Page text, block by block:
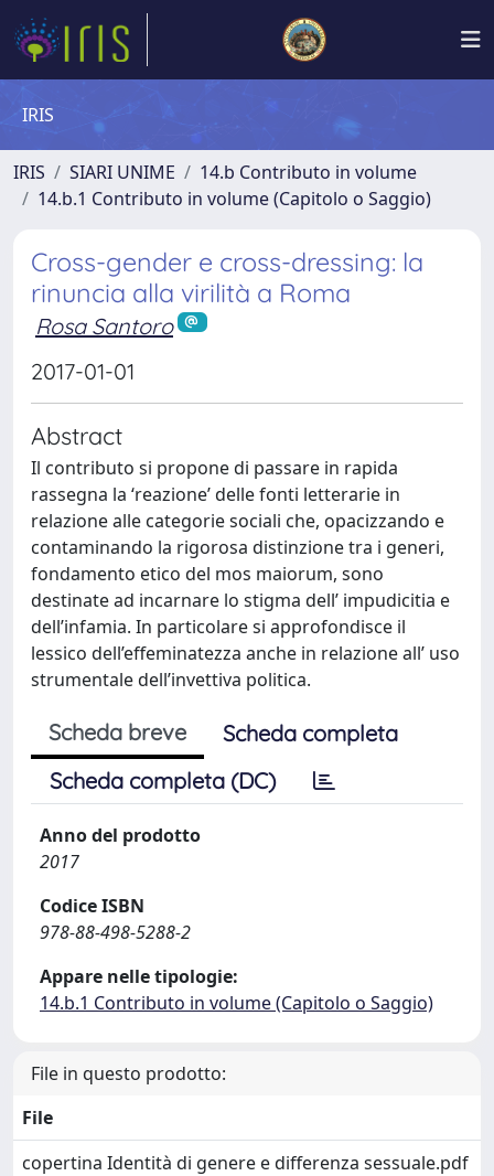
IRIS
IRIS SIARI UNIME
14.b Contributo in volume
14.b.1 Contributo in volume (Capitolo o Saggio)
Cross-gender e cross-dressing: la
rinuncia alla virilità a Roma
Rosa Santoro
2017-01-01
Abstract
Il contributo si propone di passare in rapida
rassegna la ‘reazione’ delle fonti letterarie in
relazione alle categorie sociali che, opacizzando e
contaminando la rigorosa distinzione tra i generi,
fondamento etico del mos maiorum, sono
destinate ad incarnare lo stigma dell’ impudicitia e
dell’infamia. In particolare si approfondisce il
lessico dell’effeminatezza anche in relazione all’ uso
strumentale dell’invettiva politica.
Scheda breve
Scheda completa
Scheda completa (DC)
Anno del prodotto
2017
Codice ISBN
978-88-498-5288-2
Appare nelle tipologie:
14.b.1 Contributo in volume (Capitolo o Saggio)
File in questo prodotto:
File
copertina Identità di genere e differenza sessuale.pdf